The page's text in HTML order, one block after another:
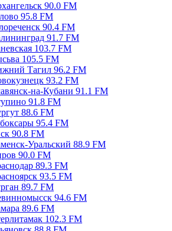
90.0 FM
95.8 FM
90.4 FM
91.7 FM
103.7 FM
105.5 FM
Тагил 96.2 FM
93.2 FM
на-Кубани 91.1 FM
91.8 FM
88.6 FM
95.4 FM
90.8 FM
Уральский 88.9 FM
90.0 FM
89.3 FM
93.5 FM
89.7 FM
94.6 FM
89.6 FM
102.3 FM